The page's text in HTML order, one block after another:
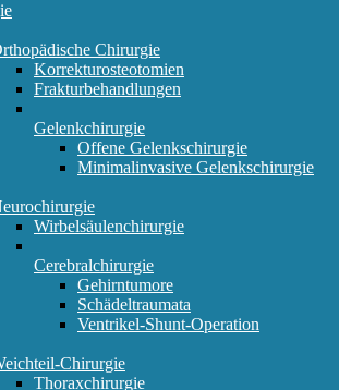
Chirurgie
Korrekturosteotomien
Frakturbehandlungen
Gelenkchirurgie
Offene Gelenkschirurgie
Minimalinvasive Gelenkschirurgie
Wirbelsäulenchirurgie
Cerebralchirurgie
Gehirntumore
Schädeltraumata
Ventrikel-Shunt-Operation
Chirurgie
Thoraxchirurgie